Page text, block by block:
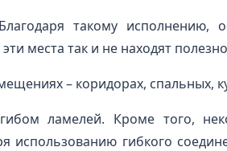
такому исполнению,
места так и не находят
– коридорах, спальных,
ламелей. Кроме того,
использованию гибкого